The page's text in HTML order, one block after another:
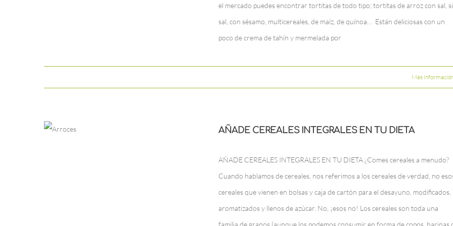
el mercado puedes encontrar tortitas de todo tipo; tortitas de arroz con sal,
sal, con sésamo, multicereales, de maíz, de quínoa… Están deliciosas con un
poco de crema de tahín y mermelada por
Más
AÑADE CEREALES INTEGRALES EN TU DIETA
AÑADE CEREALES INTEGRALES EN TU DIETA ¿Comes cereales a menudo?
Cuando hablamos de cereales, nos referimos a los cereales de verdad, no
cereales que vienen en bolsas y caja de cartón para el desayuno, modificados,
aromatizados y llenos de azúcar. No, ¡esos no! Los cereales son toda una
familia de granos (aunque los podemos consumir en forma de copos, harinas